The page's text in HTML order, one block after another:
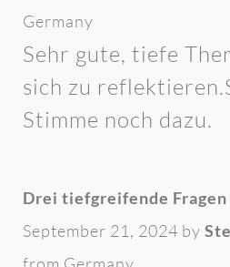
Germany
Sehr gute, tiefe
sich zu
Stimme noch dazu.
Drei tiefgreifende Fragen
September 21, 2024 by